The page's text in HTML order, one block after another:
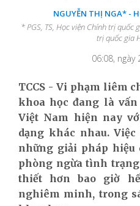
NGUYỄN THỊ NGA* -
* PGS, TS, Học viện Chính trị
trị quốc gia
06:08, ngày
TCCS - Vi phạm liêm
khoa học đang là
Việt Nam hiện nay
dạng khác nhau.
những giải pháp hiệu
phòng ngừa tình
thiết hơn bao giờ
nghiêm minh, trong